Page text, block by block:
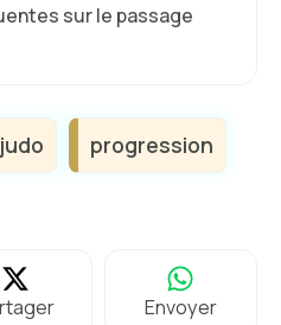
sur le passage
judo progression
Envoyer